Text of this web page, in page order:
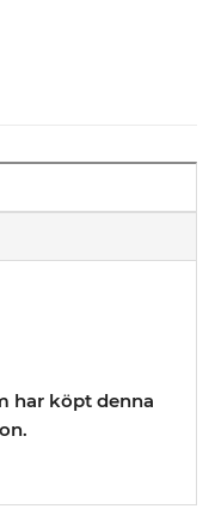
har köpt denna